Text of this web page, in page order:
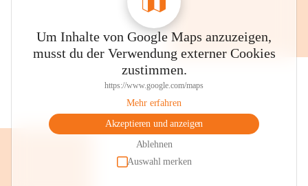
Um Inhalte von Google Maps anzuzeigen,
musst du der Verwendung externer Cookies
zustimmen.
https://www.google.com/maps
Mehr erfahren
Akzeptieren und anzeigen
Ablehnen
Auswahl merken